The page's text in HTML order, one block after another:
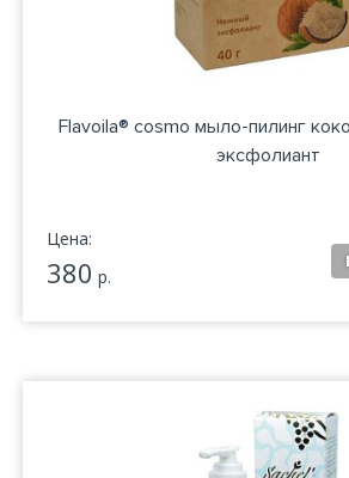
Flavoila® cosmo мыло-пилинг
эксфолиант
Цена:
380 р.